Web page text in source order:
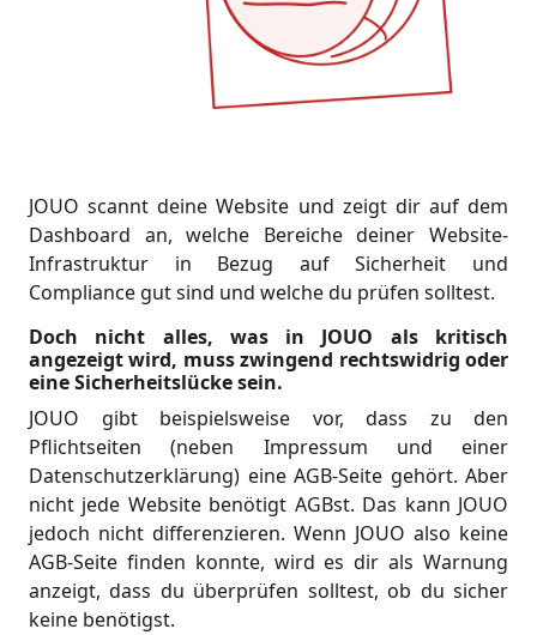
JOUO scannt deine Website und zeigt dir auf dem
Dashboard an, welche Bereiche deiner Website-
Infrastruktur in Bezug auf Sicherheit und
Compliance gut sind und welche du prüfen solltest.
Doch nicht alles, was in JOUO als kritisch
angezeigt wird, muss zwingend rechtswidrig oder
eine Sicherheitslücke sein.
JOUO gibt beispielsweise vor, dass zu den
Pflichtseiten (neben Impressum und einer
Datenschutzerklärung) eine AGB-Seite gehört. Aber
nicht jede Website benötigt AGBst. Das kann JOUO
jedoch nicht differenzieren. Wenn JOUO also keine
AGB-Seite finden konnte, wird es dir als Warnung
anzeigt, dass du überprüfen solltest, ob du sicher
keine benötigst.